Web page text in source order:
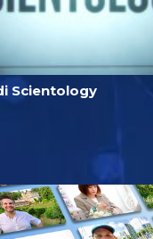
Scientology